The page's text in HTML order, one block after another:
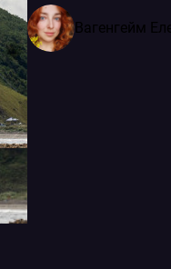
Вагенгейм